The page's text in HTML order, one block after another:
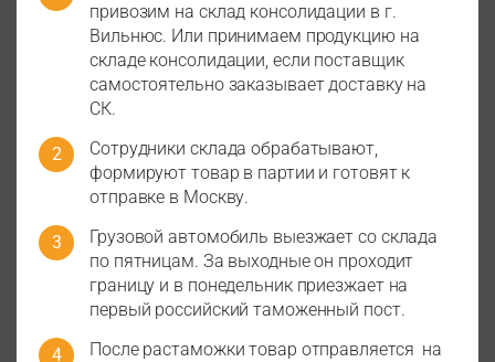
привозим на склад консолидации в г.
Вильнюс. Или принимаем продукцию на
складе консолидации, если поставщик
самостоятельно заказывает доставку на
СК.
Сотрудники склада обрабатывают,
формируют товар в партии и готовят к
отправке в Москву.
Грузовой автомобиль выезжает со склада
по пятницам. За выходные он проходит
границу и в понедельник приезжает на
первый российский таможенный пост.
После растаможки товар отправляется на